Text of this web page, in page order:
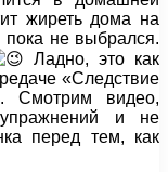
жиреть дома на
пока не выбрался.
Ладно, это как
«Следствие
Смотрим видео,
и не
перед тем, как